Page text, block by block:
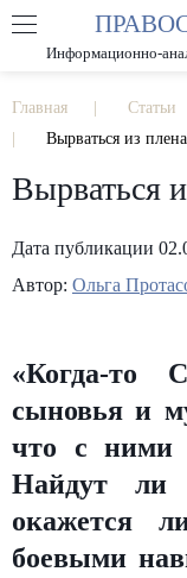
Информационно-
Главная Статьи
Вырваться из
Вырваться
Дата публикации
Автор: Ольга
«Когда­-то
сыновья и
что с ними
Найдут
окажется
боевыми